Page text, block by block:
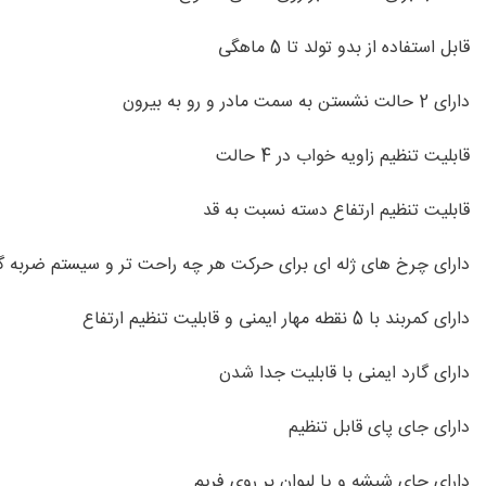
قابل استفاده از بدو تولد تا 5 ماهگی
دارای 2 حالت نشستن به سمت مادر و رو به بیرون
قابلیت تنظیم زاویه خواب در 4 حالت
قابلیت تنظيم ارتفاع دسته نسبت به قد
دارای چرخ های ژله ای برای حرکت هر چه راحت تر و سیستم ضربه
دارای کمربند با 5 نقطه مهار ایمنی و قابلیت تنظیم ارتفاع
دارای گارد ایمنی با قابلیت جدا شدن
دارای جای پای قابل تنظیم